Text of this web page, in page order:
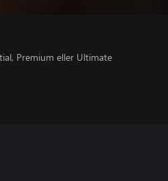
Premium eller Ultimate